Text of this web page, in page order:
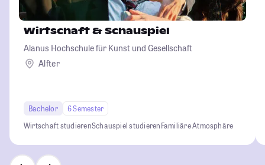
Wirtschaft & Schauspiel
Alanus Hochschule für Kunst und Gesellschaft
Alfter
Bachelor
6 Semester
Wirtschaft studierenSchauspiel studierenFamiliäre Atmosphäre